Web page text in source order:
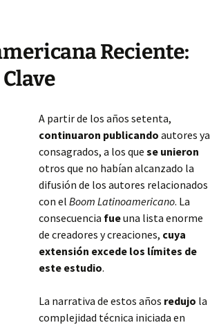
Reciente:
A partir de los años setenta,
continuaron publicando autores ya
consagrados, a los que se unieron
otros que no habían alcanzado la
difusión de los autores relacionados
con el Boom Latinoamericano. La
consecuencia fueuna lista enorme
de creadores y creaciones, cuya
extensión excede los límites de
este estudio.
La narrativa de estos años redujo la
complejidad técnica iniciada en